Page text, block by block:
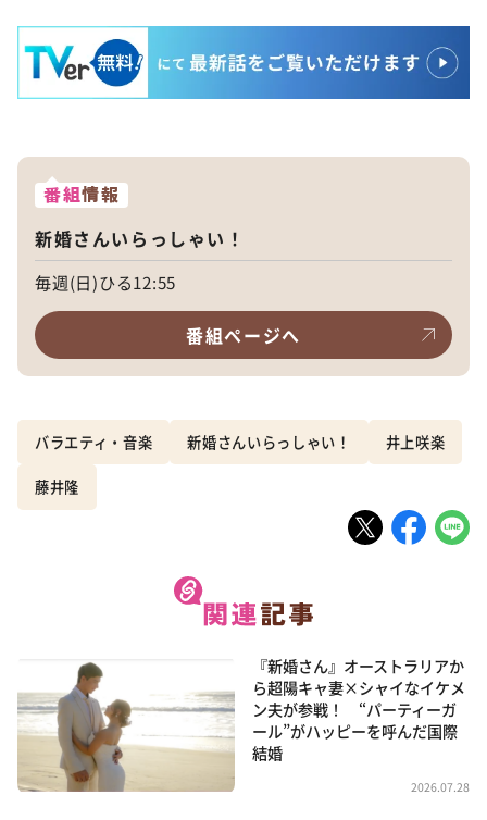
番組情報
新婚さんいらっしゃい！
毎週(日)ひる12:55
番組ページへ
バラエティ・音楽 新婚さんいらっしゃい！ 井上咲楽
藤井隆
『新婚さん』オーストラリアか
ら超陽キャ妻×シャイなイケメ
ン夫が参戦！ “パーティーガ
ール”がハッピーを呼んだ国際
結婚
2026.07.28